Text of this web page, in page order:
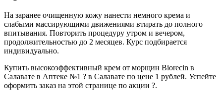
На заранее очищенную кожу нанести немного крема и
слабыми массирующими движениями втирать до полного
впитывания. Повторить процедуру утром и вечером,
продолжительностью до 2 месяцев. Курс подбирается
индивидуально.
Купить высокоэффективный крем от морщин Biorecin в
Салавате в Аптеке №1 ? в Салавате по цене 1 рублей. Успейте
оформить заказ на этой странице по акции ?.